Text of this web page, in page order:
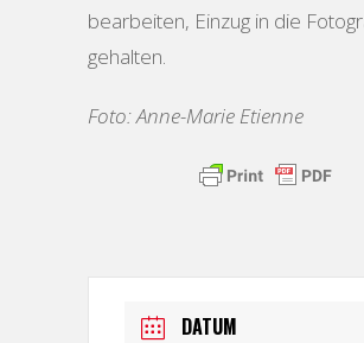
bearbeiten, Einzug in die
gehalten.
Foto: Anne-Marie Etienne
DATUM